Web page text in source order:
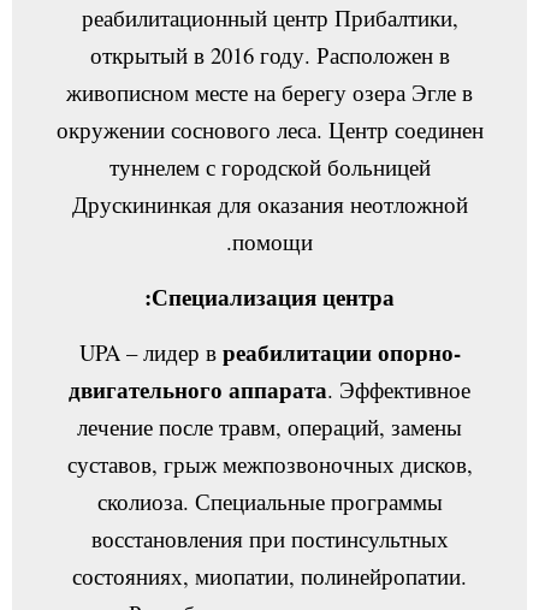
реабилитационный центр Прибалтики,
открытый в 2016 году. Расположен в
живописном месте на берегу озера Эгле в
окружении соснового леса. Центр соединен
туннелем с городской больницей
Друскининкая для оказания неотложной
помощи.
Специализация центра:
UPA – лидер в реабилитации опорно-
двигательного аппарата. Эффективное
лечение после травм, операций, замены
суставов, грыж межпозвоночных дисков,
сколиоза. Специальные программы
восстановления при постинсультных
состояниях, миопатии, полинейропатии.